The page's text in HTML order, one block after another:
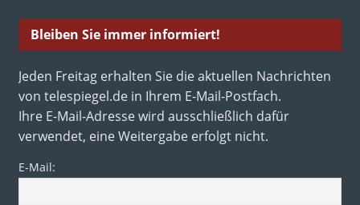
Bleiben Sie immer informiert!
Jeden Freitag erhalten Sie die aktuellen Nachrichten
von telespiegel.de in Ihrem E-Mail-Postfach.
Ihre E-Mail-Adresse wird ausschließlich dafür
verwendet, eine Weitergabe erfolgt nicht.
E-Mail: